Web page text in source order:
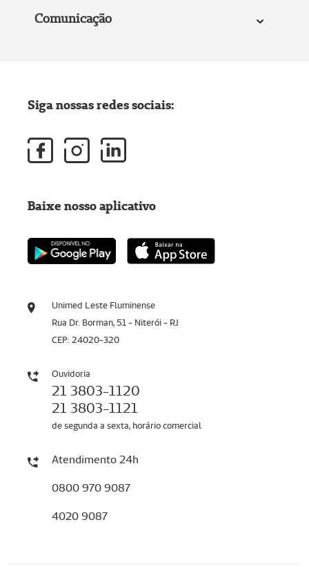
Comunicação
Unimed Leste Fluminense
Rua Dr. Borman, 51 - Niterói - RJ
CEP: 24020-320
Ouvidoria
21 3803-1120
21 3803-1121
de segunda a sexta, horário comercial
Atendimento 24h
0800 970 9087
4020 9087
Siga nossas redes sociais:
Baixe nosso aplicativo